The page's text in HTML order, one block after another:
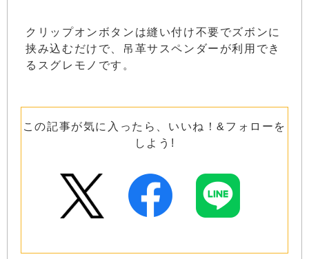
クリップオンボタンは縫い付け不要でズボンに
挟み込むだけで、吊革サスペンダーが利用でき
るスグレモノです。
この記事が気に入ったら、いいね！&フォローを
しよう!